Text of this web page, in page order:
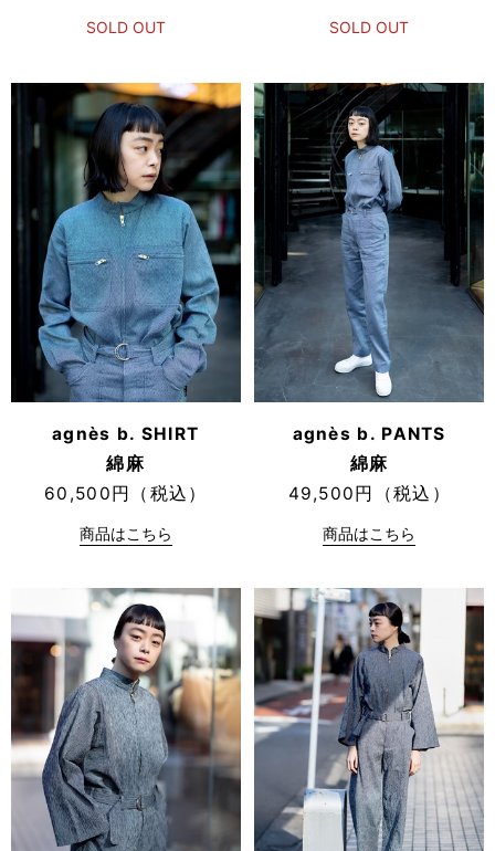
SOLD OUT SOLD OUT
agnès b. SHIRT
綿麻
60,500円（税込）
商品はこちら
agnès b. PANTS
綿麻
49,500円（税込）
商品はこちら